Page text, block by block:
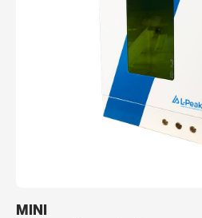
MINI